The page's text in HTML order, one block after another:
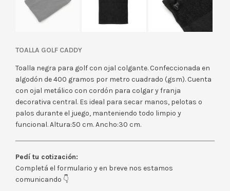
TOALLA GOLF CADDY
Toalla negra para golf con ojal colgante. Confeccionada en
algodón de 400 gramos por metro cuadrado (gsm). Cuenta
con ojal metálico con cordón para colgar y franja
decorativa central. Es ideal para secar manos, pelotas o
palos durante el juego, manteniendo todo limpio y
funcional. Altura:50 cm. Ancho:30 cm.
Pedí tu cotización:
Completá el formulario y en breve nos estamos
comunicando 👇